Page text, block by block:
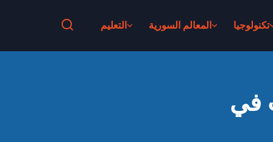
تكنولوجيا المعالم السورية التعليم
في